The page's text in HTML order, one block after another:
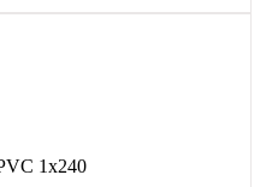
1x240